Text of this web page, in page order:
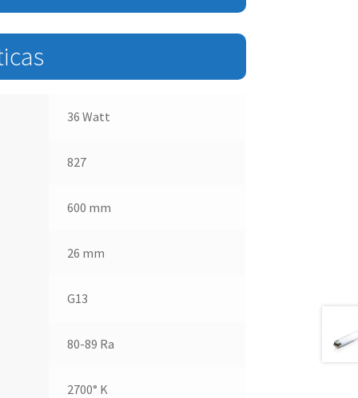
36 Watt
827
600 mm
26 mm
G13
80-89 Ra
2700° K